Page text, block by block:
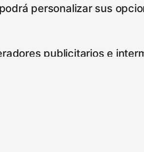
personalizar sus
publicitarios e